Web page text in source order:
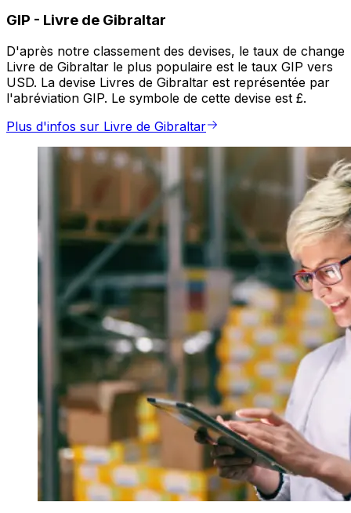
GIP - Livre de Gibraltar
D'après notre classement des devises, le taux de change
Livre de Gibraltar le plus populaire est le taux GIP vers
USD. La devise Livres de Gibraltar est représentée par
l'abréviation GIP. Le symbole de cette devise est £.
Plus d'infos sur Livre de Gibraltar